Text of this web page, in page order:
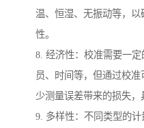
温、恒湿、无振动等，
性。
8. 经济性：校准需要一
员、时间等，但通过校
少测量误差带来的损失，
9. 多样性：不同类型的